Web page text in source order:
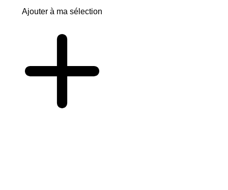
Ajouter à ma sélection